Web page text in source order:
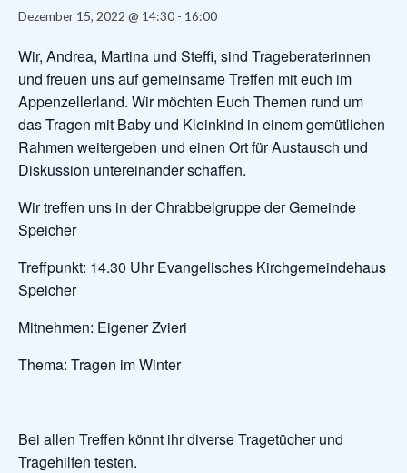
Dezember 15, 2022 @ 14:30 - 16:00
Wir, Andrea, Martina und Steffi, sind Trageberaterinnen
und freuen uns auf gemeinsame Treffen mit euch im
Appenzellerland. Wir möchten Euch Themen rund um
das Tragen mit Baby und Kleinkind in einem gemütlichen
Rahmen weitergeben und einen Ort für Austausch und
Diskussion untereinander schaffen.
Wir treffen uns in der Chrabbelgruppe der Gemeinde
Speicher
Treffpunkt: 14.30 Uhr Evangelisches Kirchgemeindehaus
Speicher
Mitnehmen: Eigener Zvieri
Thema: Tragen im Winter
Bei allen Treffen könnt ihr diverse Tragetücher und
Tragehilfen testen.